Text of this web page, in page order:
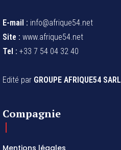
E-mail : info@afrique54.net
Site : www.afrique54.net
Tel : +33 7 54 04 32 40
Edité par GROUPE AFRIQUE54 SARL
Compagnie
Mentions légales